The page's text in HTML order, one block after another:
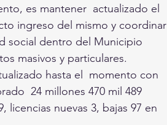
es mantener  actualizado el
ingreso del mismo y coordinar
social dentro del Municipio
masivos y particulares.
hasta el  momento con
24 millones 470 mil 489
licencias nuevas 3, bajas 97 en